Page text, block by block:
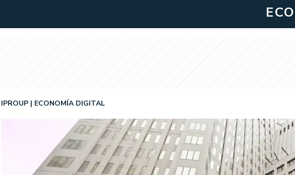
IPROUP ECONOMÍA DIGITAL